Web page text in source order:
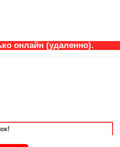
онлайн (удаленно).